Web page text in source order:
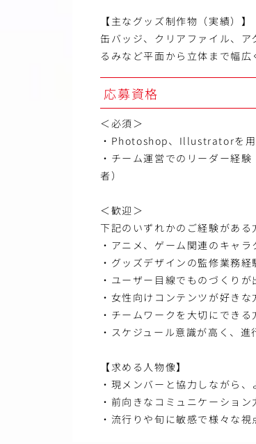
【主なグッズ制作物（実績）】
缶バッジ、クリアファイル、
るみなど平面から立体まで幅広
応募資格
＜必須＞
・Photoshop、Illustratorを用
・チーム運営でのリーダー経
者）
＜歓迎＞
下記のいずれかのご経験がある
・アニメ、ゲーム関連のキャ
・グッズデザインの監修業務経
・ユーザー目線でものづくりが
・女性向けコンテンツが好きな
・チームワークを大切にできる
・スケジュール意識が高く、
【求める人物像】
・現メンバーと協力しながら
・前向きなコミュニケーショ
・流行りや旬に敏感で様々な